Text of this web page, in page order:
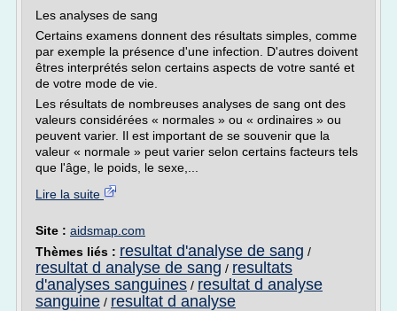
Les analyses de sang
Certains examens donnent des résultats simples, comme
par exemple la présence d'une infection. D'autres doivent
êtres interprétés selon certains aspects de votre santé et
de votre mode de vie.
Les résultats de nombreuses analyses de sang ont des
valeurs considérées « normales » ou « ordinaires » ou
peuvent varier. Il est important de se souvenir que la
valeur « normale » peut varier selon certains facteurs tels
que l'âge, le poids, le sexe,...
Lire la suite
Site : aidsmap.com
Thèmes liés : resultat d'analyse de sang /
resultat d analyse de sang / resultats
d'analyses sanguines / resultat d analyse
sanguine / resultat d analyse